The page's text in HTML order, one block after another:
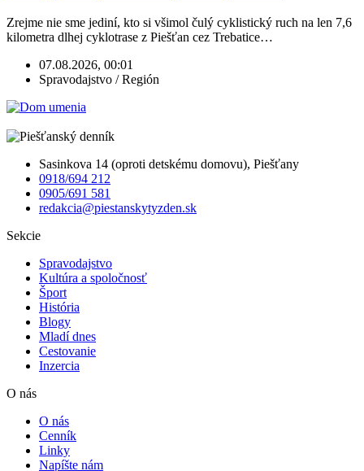
Zrejme nie sme jediní, kto si všimol čulý cyklistický ruch na len 7,6
kilometra dlhej cyklotrase z Piešťan cez Trebatice…
07.08.2026, 00:01
Spravodajstvo / Región
Sasinkova 14 (oproti detskému domovu), Piešťany
0918/694 212
0905/691 581
redakcia@piestanskytyzden.sk
Sekcie
Spravodajstvo
Kultúra a spoločnosť
Šport
História
Blogy
Mladí dnes
Cestovanie
Inzercia
O nás
O nás
Cenník
Linky
Napíšte nám